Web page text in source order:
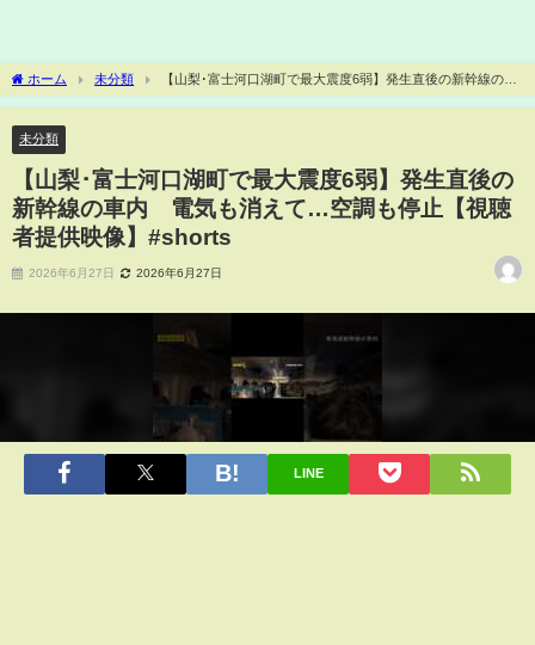
ホーム 未分類
【山梨･富士河口湖町で最大震度6弱】発生直後の新幹線の車
内 電気も消えて…空調も停止【視聴者提供映像】#shorts
未分類
【山梨･富士河口湖町で最大震度6弱】発生直後の
新幹線の車内 電気も消えて…空調も停止【視聴
者提供映像】#shorts
2026年6月27日 2026年6月27日
LINE